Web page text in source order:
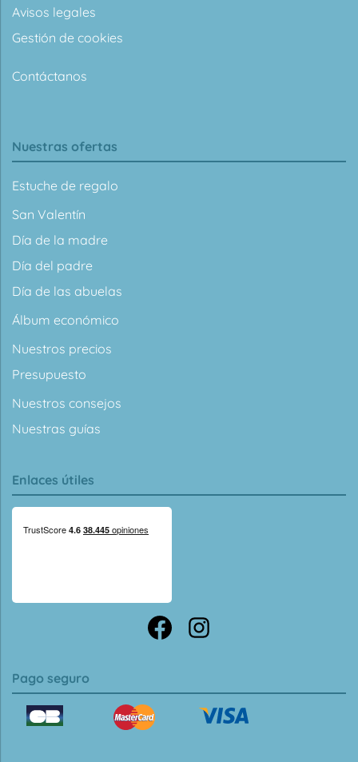
Avisos legales
Gestión de cookies
Contáctanos
Nuestras ofertas
Estuche de regalo
San Valentín
Día de la madre
Día del padre
Día de las abuelas
Álbum económico
Nuestros precios
Presupuesto
Nuestros consejos
Nuestras guías
Enlaces útiles
Pago seguro